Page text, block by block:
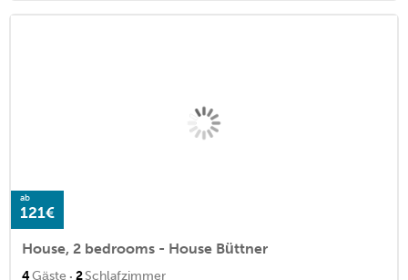
ab
121€
House, 2 bedrooms - House Büttner
4Gäste 2Schlafzimmer